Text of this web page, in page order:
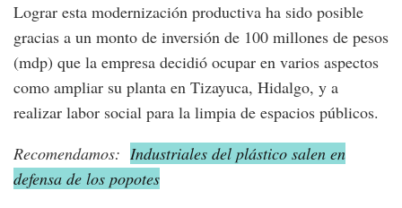
Lograr esta modernización productiva ha sido posible
gracias a un monto de inversión de 100 millones de pesos
(mdp) que la empresa decidió ocupar en varios aspectos
como ampliar su planta en Tizayuca, Hidalgo, y a
realizar labor social para la limpia de espacios públicos.
Recomendamos: Industriales del plástico salen en
defensa de los popotes